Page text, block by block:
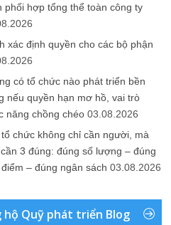
phối hợp tổng thể toàn công ty
xác định quyền cho các bộ phận
có tổ chức nào phát triển bền
nếu quyền hạn mơ hồ, vai trò
năng chồng chéo 03.08.2026
tổ chức không chỉ cần người, mà
3 đúng: đúng số lượng – đúng
– đúng ngân sách 03.08.2026
hộ Quỹ phát triển Blog